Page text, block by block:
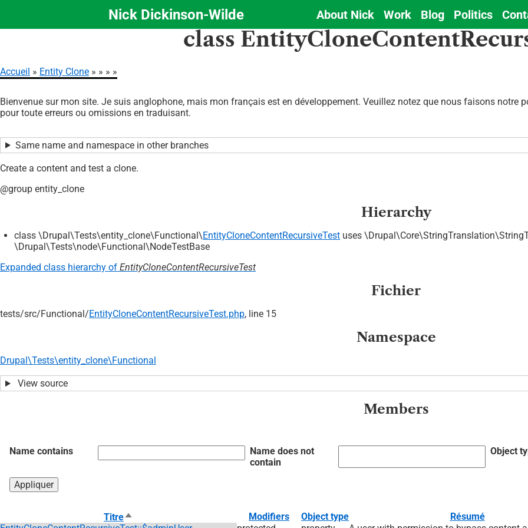
Aller
principal
Nick Dickinson-Wilde
Main
navigation
About Nick Work Blog Politics
class
d'Ariane
Accueil Entity Clone
Bienvenue sur mon site. Je suis anglophone, mais mon français est en développement. Veuillez notez que nous faisons notre
pour toute erreurs ou omissions en traduisant.
Same name and namespace in other branches
Create a content and test a clone.
@group entity_clone
Hierarchy
class \Drupal\Tests\entity_clone\Functional\EntityCloneContentRecursiveTest uses
\Drupal\Tests\node\Functional\NodeTestBase
Expanded class hierarchy of EntityCloneContentRecursiveTest
Fichier
tests/src/Functional/EntityCloneContentRecursiveTest.php, line 15
Namespace
Drupal\Tests\entity_clone\Functional
View source
Members
Name contains
Name does not
contain
Object
Titre Trier
Modifiers Object type
Résumé